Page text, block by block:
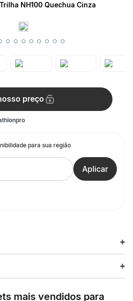
NH100 Quechua Cinza
preço
nos seus passeios de verão
mais apoio e aderência
mais vendidos para